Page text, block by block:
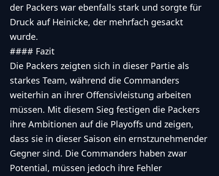
der Packers war ebenfalls stark und sorgte für
Druck auf Heinicke, der mehrfach gesackt
wurde.
#### Fazit
Die Packers zeigten sich in dieser Partie als
starkes Team, während die Commanders
weiterhin an ihrer Offensivleistung arbeiten
müssen. Mit diesem Sieg festigen die Packers
ihre Ambitionen auf die Playoffs und zeigen,
dass sie in dieser Saison ein ernstzunehmender
Gegner sind. Die Commanders haben zwar
Potential, müssen jedoch ihre Fehler